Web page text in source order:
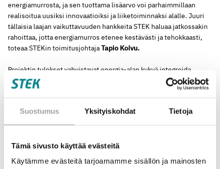
Suostumus Yksityiskohdat Tietoja
Tämä sivusto käyttää evästeitä
Käytämme evästeitä tarjoamamme sisällön ja mainosten
energiamurrosta, ja sen tuottama lisäarvo voi parhaimmillaan
realisoitua uusiksi innovaatioiksi ja liiketoiminnaksi alalle. Juuri
tällaisia laajan vaikuttavuuden hankkeita STEK haluaa jatkossakin
rahoittaa, jotta energiamurros etenee kestävästi ja tehokkaasti,
toteaa STEKin toimitusjohtajaTapio Koivu.
Projektin tulokset vahvistavat energia-alan kykyä integroida
hajautettuja ja uusiutuvia energialähteitä sähköverkkoon
turvallisesti ja tehokkaasti, luoden pohjaa entistä ketterämmälle
kansainvälisesti.
Lisätietoja:
Tapio Koivu, toimitusjohtaja, STEK ry, +358 50 516 0664,